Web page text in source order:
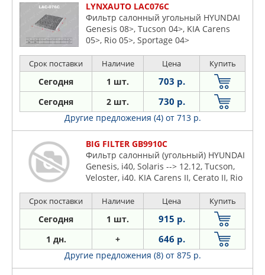
LYNXAUTO LAC076C
Фильтр салонный угольный HYUNDAI
Genesis 08>, Tucson 04>, KIA Carens
05>, Rio 05>, Sportage 04>
Срок поставки Наличие Цена Купить
Сегодня 1 шт. 703 р.
Сегодня 2 шт. 730 р.
Другие предложения (4) от 713 р.
BIG FILTER GB9910C
Фильтр салонный (угольный) HYUNDAI
Genesis, i40, Solaris --> 12.12, Tucson,
Veloster, i40. KIA Carens II, Cerato II, Rio
Срок поставки Наличие Цена Купить
Сегодня 1 шт. 915 р.
1 дн. + 646 р.
Другие предложения (8) от 875 р.